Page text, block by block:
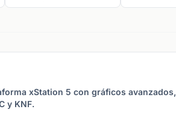
soporte y resistencia donde
xStation 5 con gráficos avanzados,
y KNF.